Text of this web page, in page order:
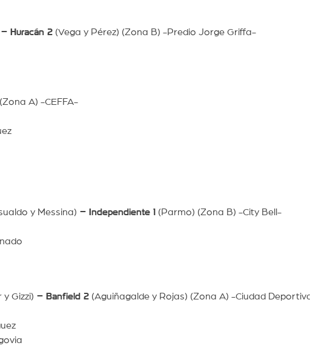
– Huracán 2(Vega y Pérez) (Zona B) -Predio Jorge Griffa-
A) -CEFFA-
y Messina) – Independiente 1 (Parmo) (Zona B) -City Bell-
y Gizzi) – Banfield 2(Aguiñagalde y Rojas) (Zona A) -Ciudad